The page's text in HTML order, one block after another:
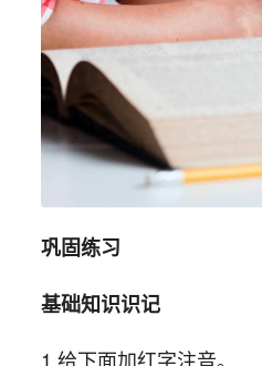
巩固练习
基础知识识记
1.给下面加红字注音。